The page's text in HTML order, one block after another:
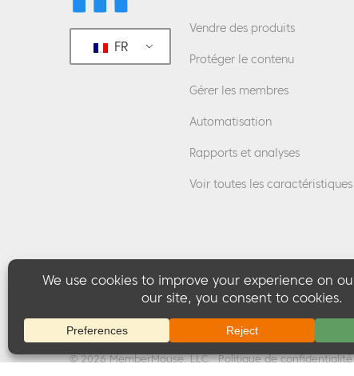
FR
Vendre des produits
Protéger le contenu
Gérer les membres
Automatisation
Rapports et analyses
Voir toutes les caractéristiques
© 2026 MemberMouse, LLCPolitique de confidentialité